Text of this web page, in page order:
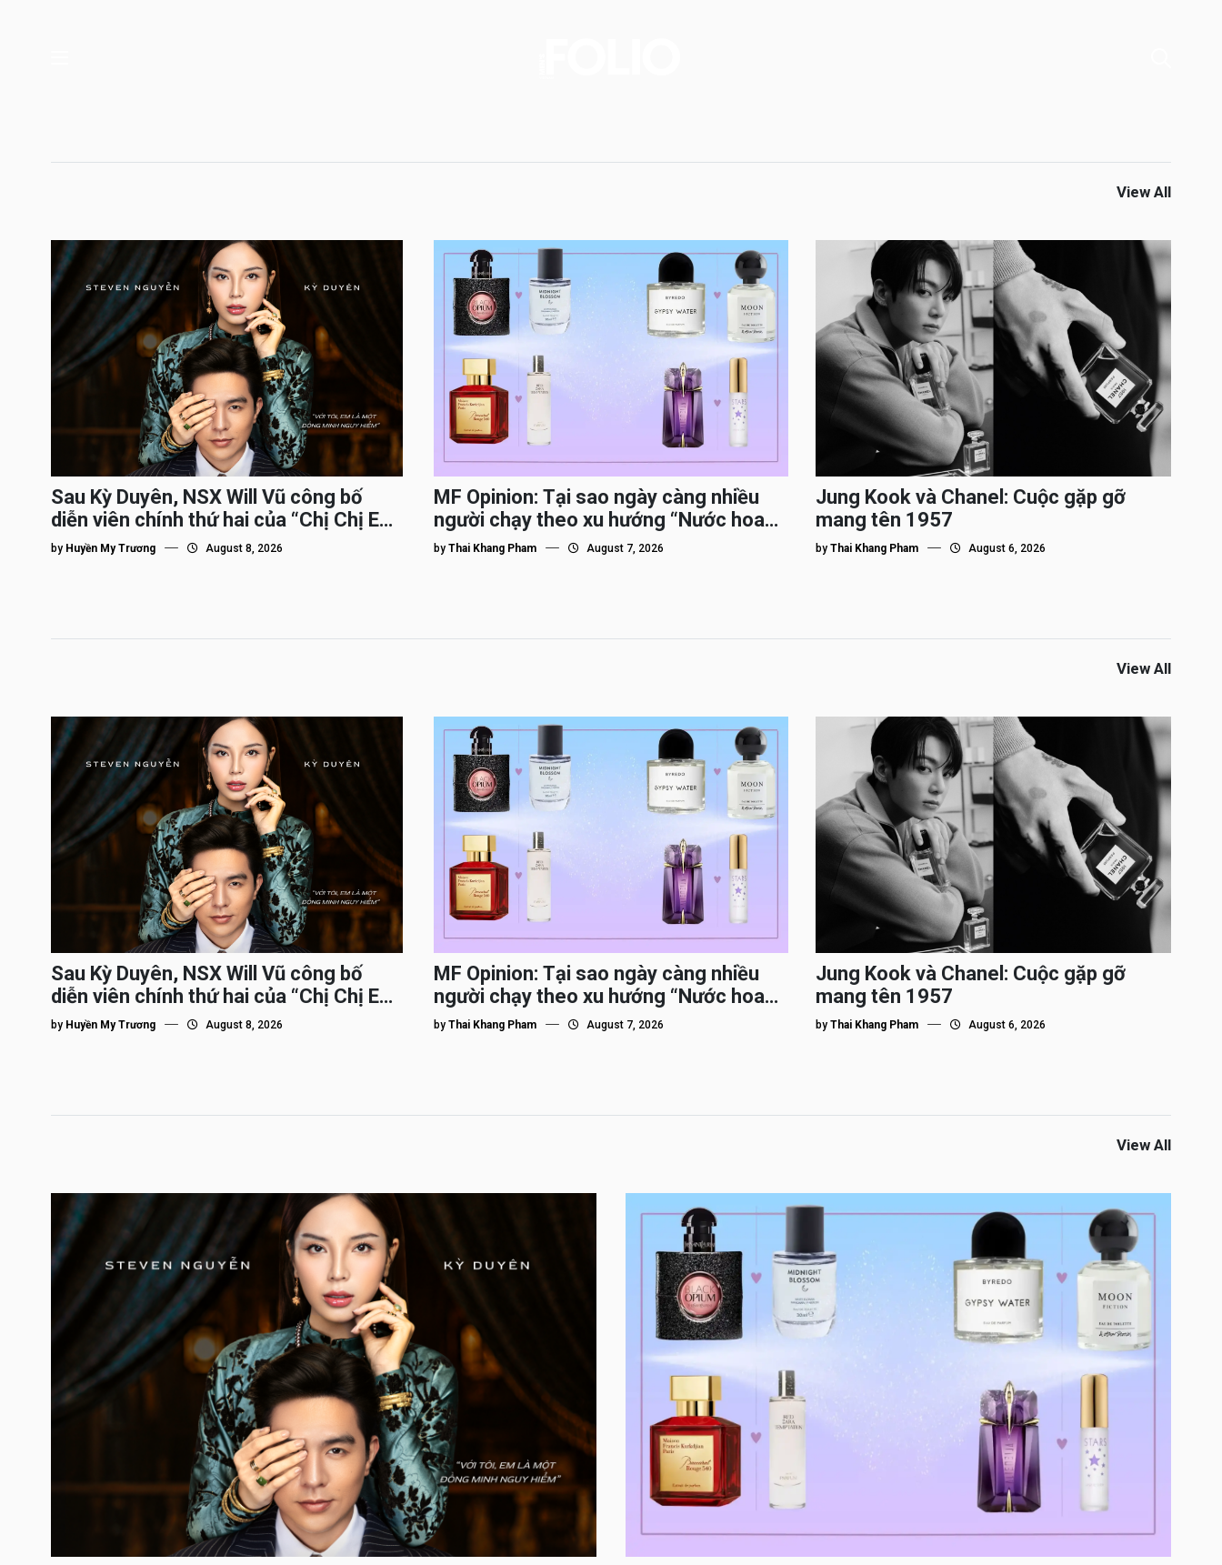
View All
Sau Kỳ Duyên, NSX Will Vũ công bố
diễn viên chính thứ hai của “Chị Chị Em
Em 3″
by Huyền My Trương August 8, 2026
MF Opinion: Tại sao ngày càng nhiều
người chạy theo xu hướng “Nước hoa
Dupe”?
by Thai Khang Pham August 7, 2026
Jung Kook và Chanel: Cuộc gặp gỡ
mang tên 1957
byThai Khang Pham August 6, 2026
View All
Sau Kỳ Duyên, NSX Will Vũ công bố
diễn viên chính thứ hai của “Chị Chị Em
Em 3″
by Huyền My Trương August 8, 2026
MF Opinion: Tại sao ngày càng nhiều
người chạy theo xu hướng “Nước hoa
Dupe”?
by Thai Khang Pham August 7, 2026
Jung Kook và Chanel: Cuộc gặp gỡ
mang tên 1957
byThai Khang Pham August 6, 2026
View All